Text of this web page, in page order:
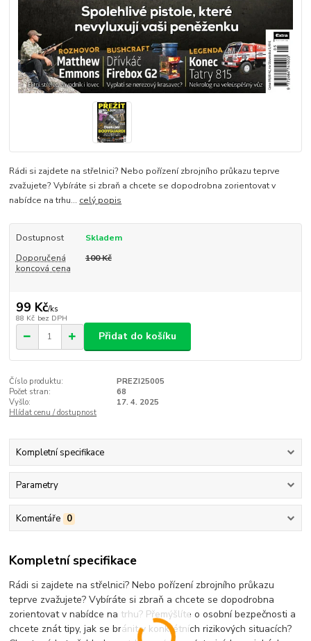
Rádi si zajdete na střelnici? Nebo pořízení zbrojního průkazu teprve
zvažujete? Vybíráte si zbraň a chcete se dopodrobna zorientovat v
nabídce na trhu... celý popis
Dostupnost
Skladem
Doporučená
koncová cena
100 Kč
99 Kč/ks
88 Kč bez DPH
Přidat do košíku
Číslo produktu:
PREZI25005
Počet stran:
68
Vyšlo:
17. 4. 2025
Hlídat cenu / dostupnost
Kompletní specifikace
Parametry
Komentáře 0
Kompletní specifikace
Rádi si zajdete na střelnici? Nebo pořízení zbrojního průkazu
teprve zvažujete? Vybíráte si zbraň a chcete se dopodrobna
zorientovat v nabídce na trhu? Přemýšlíte o osobní bezpečnosti a
chcete znát tipy, jak se bránit v konkrétních rizikových situacích?